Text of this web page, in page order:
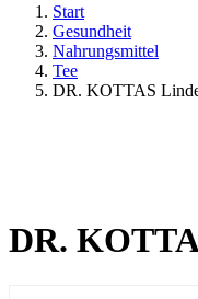
Start
Gesundheit
Nahrungsmittel
Tee
DR. KOTTAS
DR.